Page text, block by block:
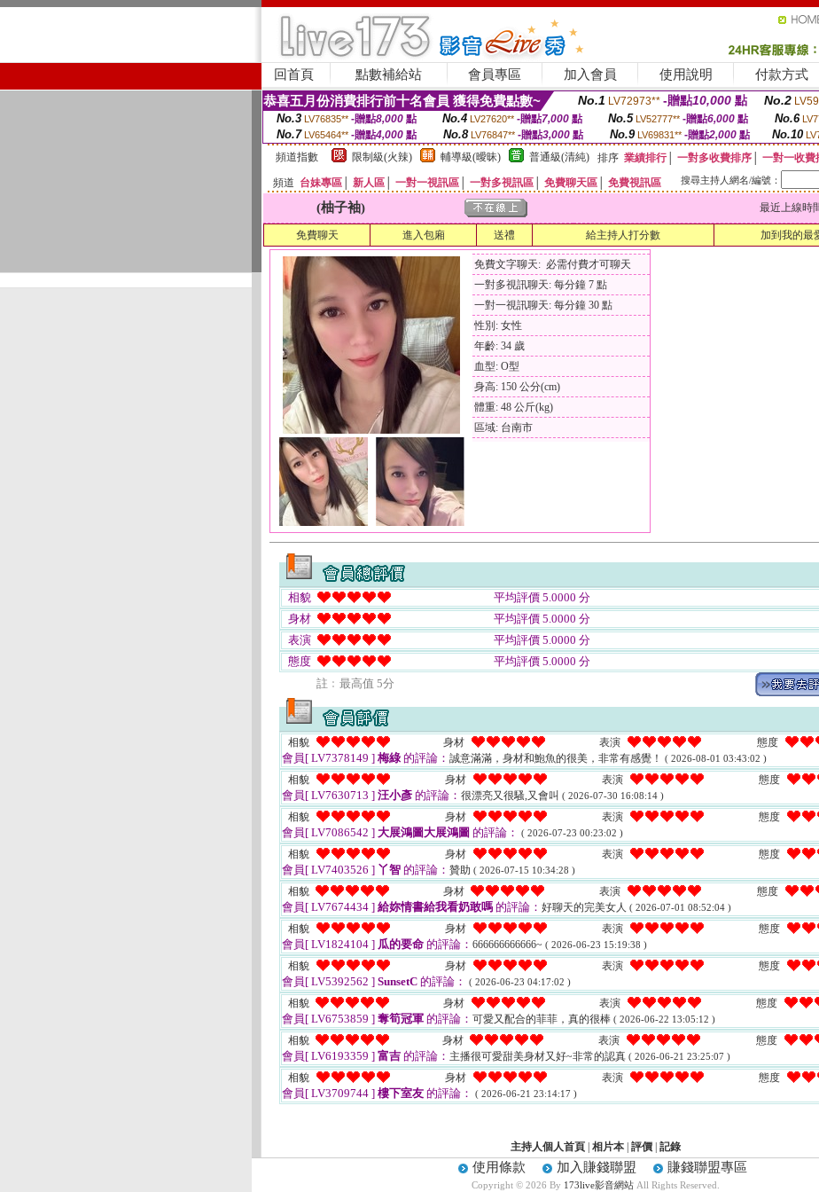
回首頁 點數補給站 會員專區 加入會員 使用說明 付款方式
恭喜五月份消費排行前十名會員 獲得免費點數~ No.1 LV72973** -贈點10,000 點 No.2
No.3 LV76835** -贈點8,000點 No.4 LV27620** -贈點7,000點 No.5 LV52777** -贈點6,000點 No.6
No.7 LV65464** -贈點4,000 點 No.8 LV76847** -贈點3,000 點 No.9 LV69831** -贈點2,000點 No.10
頻道指數
限制級(火辣) 輔導級(曖昧) 普通級(清純) 排序 業績排行│ 一對多收費排序
一對一收費
頻道 台妹專區 新人區 一對一視訊區 一對多視訊區 免費聊天區 免費視訊區 搜尋主持人網名/編號：
(柚子袖) 最近上線時
免費聊天 進入包廂 送禮 給主持人打分數 加到我的最
免費文字聊天: 必需付費才可聊天
一對多視訊聊天: 每分鐘 7 點
一對一視訊聊天: 每分鐘 30 點
性別: 女性
年齡: 34 歲
血型: O型
身高: 150 公分(cm)
體重: 48 公斤(kg)
區域: 台南市
相貌
平均評價 5.0000 分
身材
平均評價 5.0000 分
表演
平均評價 5.0000 分
態度
平均評價 5.0000 分
註﹕最高值 5分
相貌 身材 表演 態度
會員[ LV7378149 ] 梅綠 的評論： 誠意滿滿，身材和鮑魚的很美，非常有感覺！ ( 2026-08-01 03:43:02 )
相貌 身材 表演 態度
會員[ LV7630713 ] 汪小彥 的評論： 很漂亮又很騷,又會叫 ( 2026-07-30 16:08:14 )
相貌 身材 表演 態度
會員[ LV7086542 ] 大展鴻圖大展鴻圖 的評論： ( 2026-07-23 00:23:02 )
相貌 身材 表演 態度
會員[ LV7403526 ] 丫智 的評論： 贊助 ( 2026-07-15 10:34:28 )
相貌 身材 表演 態度
會員[ LV7674434 ] 給妳情書給我看奶敢嗎 的評論： 好聊天的完美女人 ( 2026-07-01 08:52:04 )
相貌 身材 表演 態度
會員[ LV1824104 ] 瓜的要命 的評論： 666666666666~ ( 2026-06-23 15:19:38 )
相貌 身材 表演 態度
會員[ LV5392562 ] SunsetC 的評論： ( 2026-06-23 04:17:02 )
相貌 身材 表演 態度
會員[ LV6753859 ] 奪筍冠軍 的評論： 可愛又配合的菲菲，真的很棒 ( 2026-06-22 13:05:12 )
相貌 身材 表演 態度
會員[ LV6193359 ] 富吉 的評論： 主播很可愛甜美身材又好~非常的認真 ( 2026-06-21 23:25:07 )
相貌 身材 表演 態度
會員[ LV3709744 ] 樓下室友 的評論： ( 2026-06-21 23:14:17 )
主持人個人首頁 相片本 評價 記錄
使用條款 加入賺錢聯盟 賺錢聯盟專區
Copyright © 2026 By 173live影音網站 All Rights Reserved.